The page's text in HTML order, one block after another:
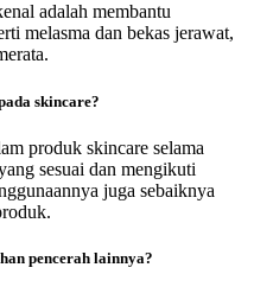
adalah membantu
melasma dan bekas jerawat,
skincare?
produk skincare selama
sesuai dan mengikuti
juga sebaiknya
pencerah lainnya?